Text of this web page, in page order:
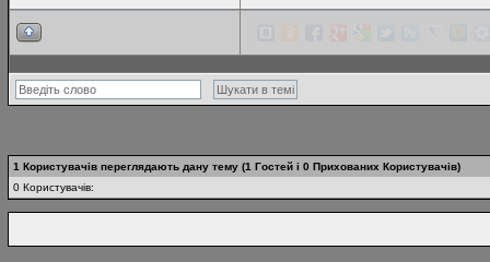
1 Користувачів переглядають дану тему (1 Гостей і 0 Прихованих Користувачів)
0 Користувачів: